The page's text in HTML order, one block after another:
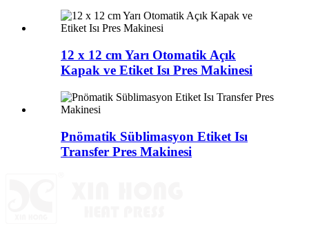
12 x 12 cm Yarı Otomatik Açık
Kapak ve Etiket Isı Pres Makinesi
Pnömatik Süblimasyon Etiket Isı
Transfer Pres Makinesi